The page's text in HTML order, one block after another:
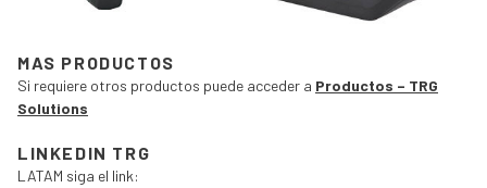
MAS PRODUCTOS
Si requiere otros productos puede acceder a Productos – TRG
Solutions
LINKEDIN TRG
LATAM siga el link: